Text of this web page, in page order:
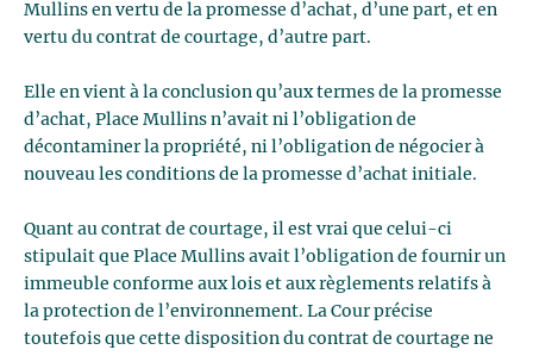
Mullins en vertu de la promesse d’achat, d’une part, et en
vertu du contrat de courtage, d’autre part.
Elle en vient à la conclusion qu’aux termes de la promesse
d’achat, Place Mullins n’avait ni l’obligation de
décontaminer la propriété, ni l’obligation de négocier à
nouveau les conditions de la promesse d’achat initiale.
Quant au contrat de courtage, il est vrai que celui-ci
stipulait que Place Mullins avait l’obligation de fournir un
immeuble conforme aux lois et aux règlements relatifs à
la protection de l’environnement. La Cour précise
toutefois que cette disposition du contrat de courtage ne